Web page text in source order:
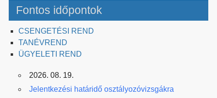
Fontos időpontok
CSENGETÉSI REND
TANÉVREND
ÜGYELETI REND
2026. 08. 19.
Jelentkezési határidő osztályozóvizsgákra